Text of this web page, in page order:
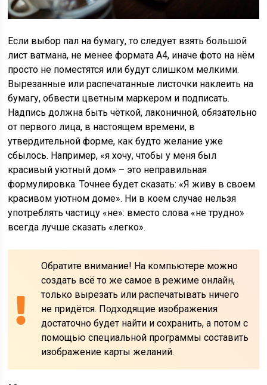
Если выбор пал на бумагу, то следует взять большой
лист ватмана, не менее формата А4, иначе фото на нём
просто не поместятся или будут слишком мелкими.
Вырезанные или распечатанные листочки наклеить на
бумагу, обвести цветным маркером и подписать.
Надпись должна быть чёткой, лаконичной, обязательно
от первого лица, в настоящем времени, в
утвердительной форме, как будто желание уже
сбылось. Например, «я хочу, чтобы у меня был
красивый уютный дом» – это неправильная
формулировка. Точнее будет сказать: «Я живу в своем
красивом уютном доме». Ни в коем случае нельзя
употреблять частицу «не»: вместо слова «не трудно»
всегда лучше сказать «легко».
Обратите внимание! На компьютере можно
создать всё то же самое в режиме онлайн,
только вырезать или распечатывать ничего
не придётся. Подходящие изображения
достаточно будет найти и сохранить, а потом с
помощью специальной программы составить
изображение карты желаний.